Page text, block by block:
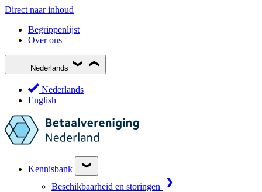
Direct naar inhoud
Begrippenlijst
Over ons
Nederlands
Nederlands
English
Kennisbank
Beschikbaarheid en storingen